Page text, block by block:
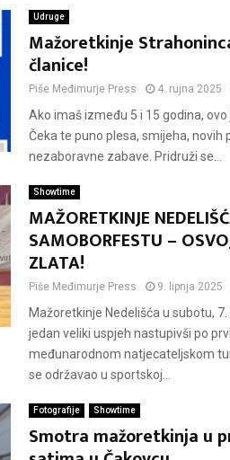
Udruge
Mažoretkinje
članice!
Piše Međimurje Press 4. rujna 2025
Ako imaš između 5 i 15 godina,
Čeka te puno plesa, smijeha, novih
nezaboravne zabave. Pridruži se...
Showtime
MAŽORETKINJE
SAMOBORFESTU –
ZLATA!
Piše Međimurje Press 9. lipnja 2025
Mažoretkinje Nedelišća u subotu,
jedan veliki uspjeh nastupivši po
međunarodnom natjecateljskom
se održavao u sportskoj...
Fotografije Showtime
Smotra mažoretkinja u